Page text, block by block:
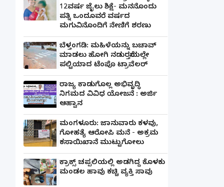
12ವರ್ಷ ಜೈಲು ಶಿಕ್ಷೆ- ಮನನೊಂದು
ಪತ್ನಿ ಒಂದೂವರೆ ವರ್ಷದ
ಮಗುವಿನೊಂದಿಗೆ ನೇಣಿಗೆ ಶರಣು
ಬೆಳ್ತಂಗಡಿ: ಮಹಿಳೆಯನ್ನು ಬಚಾವ್
ಮಾಡಲು ಹೋಗಿ ನಡುರಸ್ತೆಯಲ್ಲೇ
ಪಲ್ಟಿಯಾದ ಟೆಂಪೊ ಟ್ರಾವೆಲರ್
ರಾಜ್ಯ ಕಾಡುಗೊಲ್ಲ ಅಭಿವೃದ್ಧಿ
ನಿಗಮದ ವಿವಿಧ ಯೋಜನೆ : ಅರ್ಜಿ
ಆಹ್ವಾನ
ಮಂಗಳೂರು: ಜಾನುವಾರು ಕಳವು,
ಗೋಹತ್ಯೆ ಆರೋಪಿ ಮನೆ - ಅಕ್ರಮ
ಕಸಾಯಿಖಾನೆ ಮುಟ್ಟುಗೋಲು
ಕ್ರಾಕ್ಸ್ ಚಪ್ಪಲಿಯಲ್ಲಿ ಅಡಗಿದ್ದ ಕೊಳಕು
ಮಂಡಲ ಹಾವು ಕಚ್ಚಿ ವ್ಯಕ್ತಿ ಸಾವು